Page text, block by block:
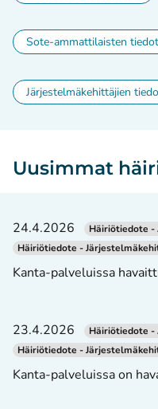
Sote-ammattilaisten
Järjestelmäkehittäjien
Uusimmat
24.4.2026
Häiriötiedote
Häiriötiedote -
Kanta-palveluissa
23.4.2026
Häiriötiedote
Häiriötiedote -
Kanta-palveluissa on